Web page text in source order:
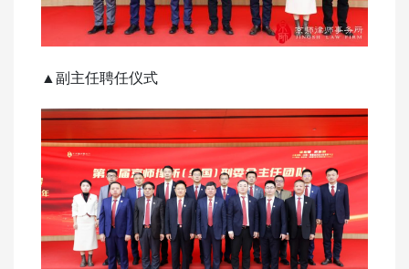
▲副主任聘任仪式